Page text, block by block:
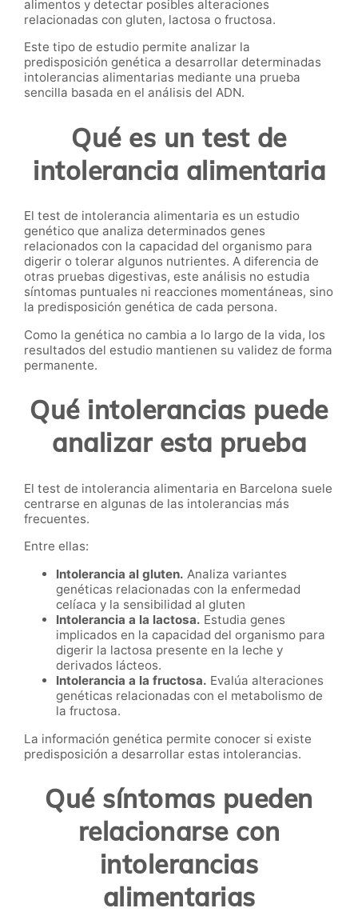
alimentos y detectar posibles alteraciones
relacionadas con gluten, lactosa o fructosa.
Este tipo de estudio permite analizar la
predisposición genética a desarrollar determinadas
intolerancias alimentarias mediante una prueba
sencilla basada en el análisis del ADN.
Qué es un test de
intolerancia alimentaria
El test de intolerancia alimentaria es un estudio
genético que analiza determinados genes
relacionados con la capacidad del organismo para
digerir o tolerar algunos nutrientes. A diferencia de
otras pruebas digestivas, este análisis no estudia
síntomas puntuales ni reacciones momentáneas, sino
la predisposición genética de cada persona.
Como la genética no cambia a lo largo de la vida, los
resultados del estudio mantienen su validez de forma
permanente.
Qué intolerancias puede
analizar esta prueba
El test de intolerancia alimentaria en Barcelona suele
centrarse en algunas de las intolerancias más
frecuentes.
Entre ellas:
Intolerancia al gluten. Analiza variantes
genéticas relacionadas con la enfermedad
celíaca y la sensibilidad al gluten
Intolerancia a la lactosa. Estudia genes
implicados en la capacidad del organismo para
digerir la lactosa presente en la leche y
derivados lácteos.
Intolerancia a la fructosa. Evalúa alteraciones
genéticas relacionadas con el metabolismo de
la fructosa.
La información genética permite conocer si existe
predisposición a desarrollar estas intolerancias.
Qué síntomas pueden
relacionarse con
intolerancias
alimentarias